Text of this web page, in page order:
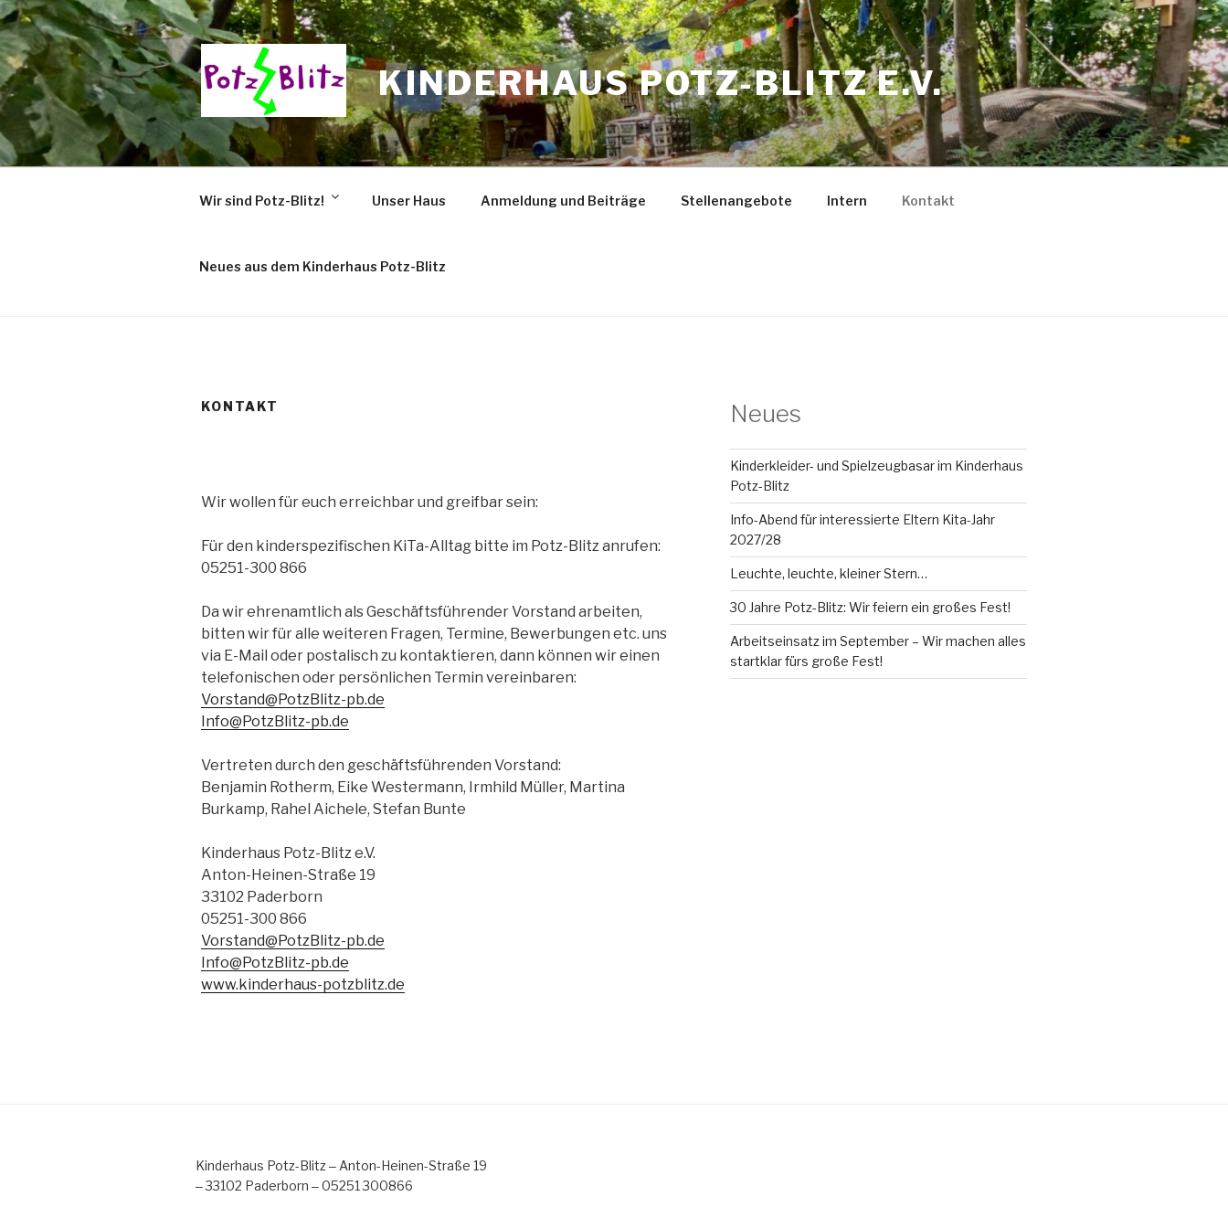
Zum
Inhalt
springen
KINDERHAUS POTZ-BLITZ E.V.
Wir sind Potz-Blitz! Unser Haus Anmeldung und Beiträge Stellenangebote Intern Kontakt
Neues aus dem Kinderhaus Potz-Blitz
KONTAKT
Wir wollen für euch erreichbar und greifbar sein:
Für den kinderspezifischen KiTa-Alltag bitte im Potz-Blitz anrufen:
05251-300 866
Da wir ehrenamtlich als Geschäftsführender Vorstand arbeiten,
bitten wir für alle weiteren Fragen, Termine, Bewerbungen etc. uns
via E-Mail oder postalisch zu kontaktieren, dann können wir einen
telefonischen oder persönlichen Termin vereinbaren:
Vorstand@PotzBlitz-pb.de
Info@PotzBlitz-pb.de
Vertreten durch den geschäftsführenden Vorstand:
Benjamin Rotherm, Eike Westermann, Irmhild Müller, Martina
Burkamp, Rahel Aichele, Stefan Bunte
Kinderhaus Potz-Blitz e.V.
Anton-Heinen-Straße 19
33102 Paderborn
05251-300 866
Vorstand@PotzBlitz-pb.de
Info@PotzBlitz-pb.de
www.kinderhaus-potzblitz.de
Neues
Kinderkleider- und Spielzeugbasar im Kinderhaus
Potz-Blitz
Info-Abend für interessierte Eltern Kita-Jahr
2027/28
Leuchte, leuchte, kleiner Stern…
30 Jahre Potz-Blitz: Wir feiern ein großes Fest!
Arbeitseinsatz im September – Wir machen alles
startklar fürs große Fest!
Kinderhaus Potz-Blitz ‒ Anton-Heinen-Straße 19
‒ 33102 Paderborn ‒ 05251 300866